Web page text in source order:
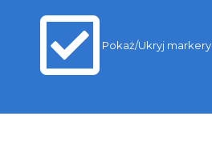
Pokaż/Ukryj markery